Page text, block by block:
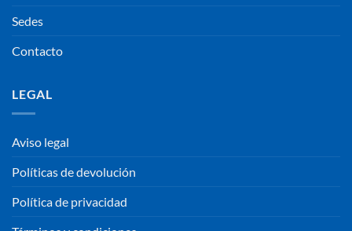
Sedes
Contacto
LEGAL
Aviso legal
Políticas de devolución
Política de privacidad